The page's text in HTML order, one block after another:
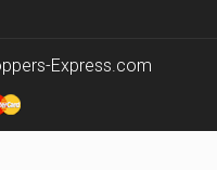
Express.com